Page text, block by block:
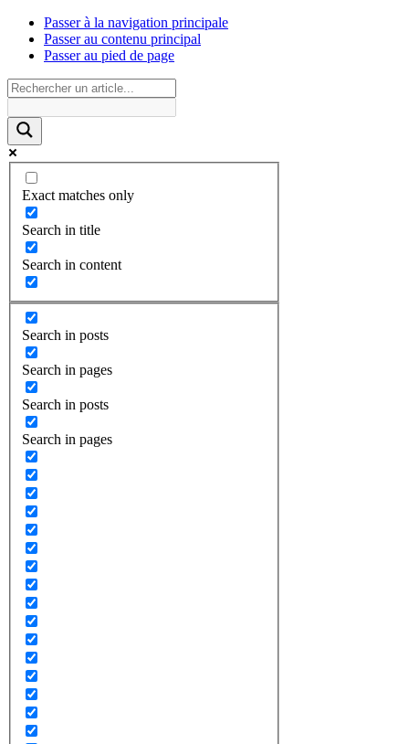
Passer à la navigation principale
Passer au contenu principal
Passer au pied de page
Exact matches only
Search in title
Search in content
Search in posts
Search in pages
Search in posts
Search in pages